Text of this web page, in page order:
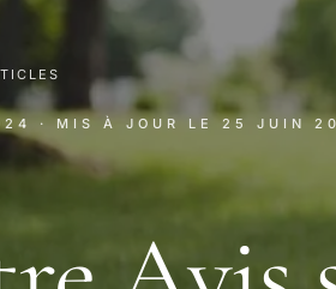
· MIS À JOUR LE25 JUIN